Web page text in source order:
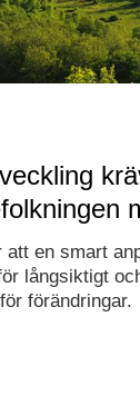
en smart
långsiktigt
förändringar.